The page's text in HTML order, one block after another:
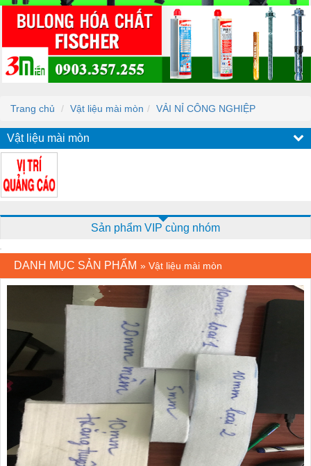
Trang chủ Vật liệu mài mòn VẢI NỈ CÔNG NGHIỆP
Vật liệu mài mòn
Sản phẩm VIP cùng nhóm
DANH MỤC SẢN PHẨM » Vật liệu mài mòn